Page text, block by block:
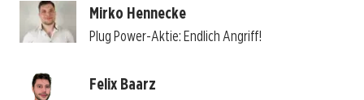
Mirko Hennecke
Plug Power-Aktie: Endlich Angriff!
Felix Baarz